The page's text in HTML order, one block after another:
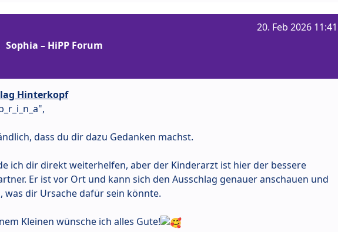
Sophia – HiPP Forum
20. Feb 2026 11:41
Hinterkopf
dass du dir dazu Gedanken machst.
ich dir direkt weiterhelfen, aber der Kinderarzt ist hier der bessere
Er ist vor Ort und kann sich den Ausschlag genauer anschauen und
was dir Ursache dafür sein könnte.
Kleinen wünsche ich alles Gute!